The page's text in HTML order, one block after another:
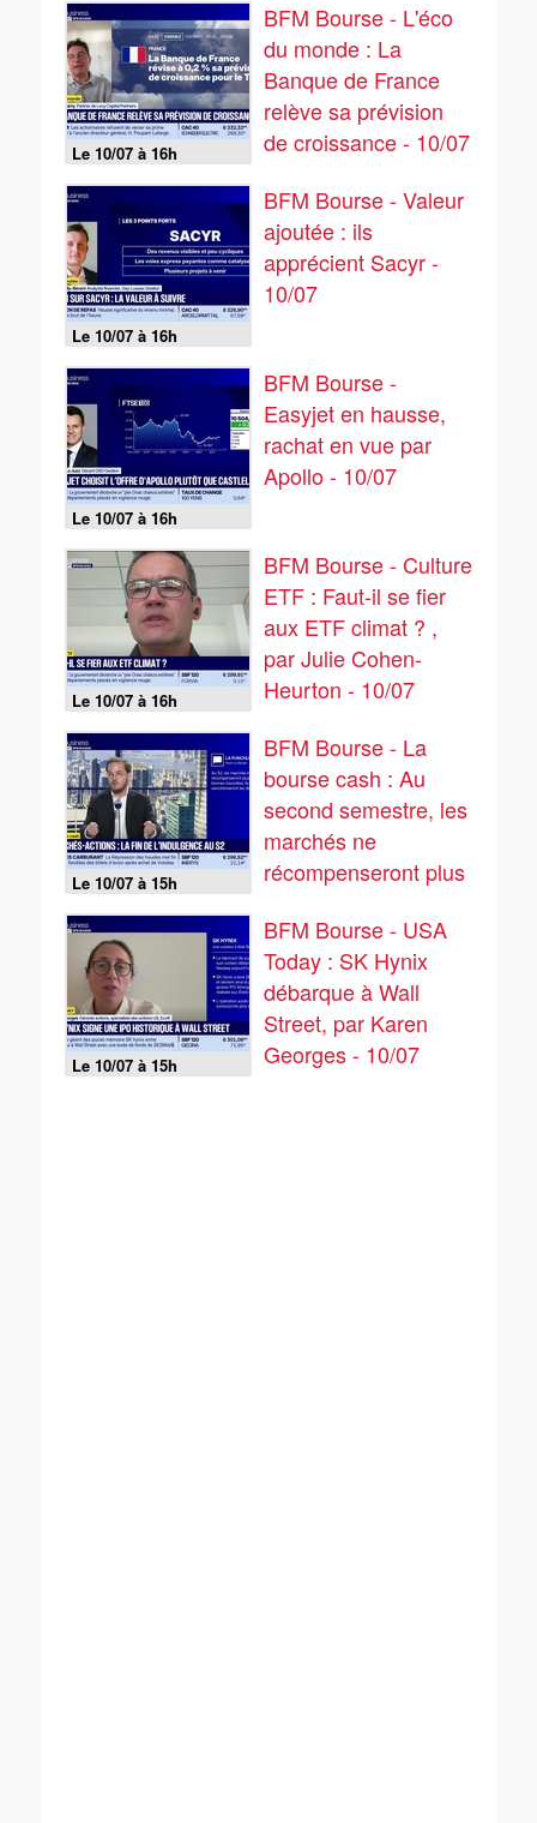
Le 10/07 à 16h
BFM Bourse - L'éco
du monde : La
Banque de France
relève sa prévision
de croissance - 10/07
Le 10/07 à 16h
BFM Bourse - Valeur
ajoutée : ils
apprécient Sacyr -
10/07
Le 10/07 à 16h
BFM Bourse -
Easyjet en hausse,
rachat en vue par
Apollo - 10/07
Le 10/07 à 16h
BFM Bourse - Culture
ETF : Faut-il se fier
aux ETF climat ? ,
par Julie Cohen-
Heurton - 10/07
Le 10/07 à 15h
BFM Bourse - La
bourse cash : Au
second semestre, les
marchés ne
récompenseront plus
ils sanctionneront les
déceptions ! - 10/07
Le 10/07 à 15h
BFM Bourse - USA
Today : SK Hynix
débarque à Wall
Street, par Karen
Georges - 10/07